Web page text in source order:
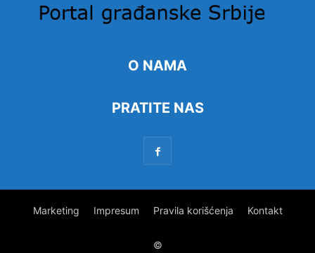
O NAMA
PRATITE NAS
Marketing Impresum Pravila korišćenja Kontakt
©